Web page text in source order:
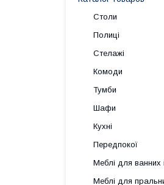
Столи
Полиці
Стелажі
Комоди
Тумби
Шафи
Кухні
Передпокої
Меблі для ванних
Меблі для